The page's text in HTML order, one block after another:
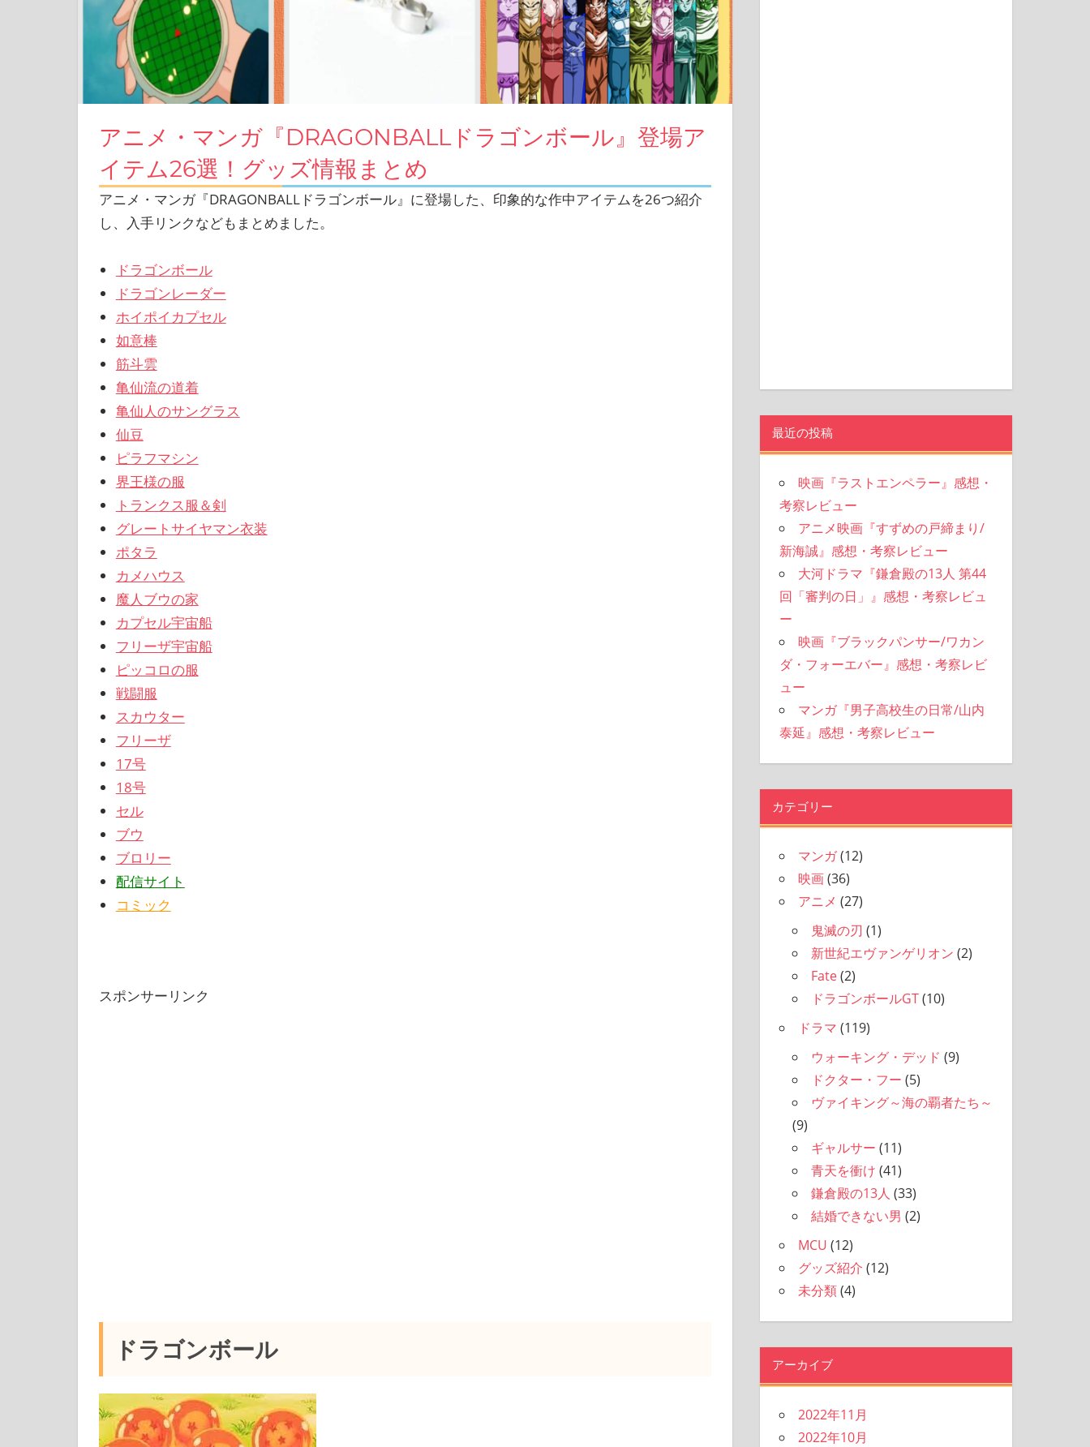
アニメ・マンガ『DRAGONBALLドラゴンボール』登場ア
イテム26選！グッズ情報まとめ
アニメ・マンガ『DRAGONBALLドラゴンボール』に登場した、印象的な作中アイテムを26つ紹介
し、入手リンクなどもまとめました。
ドラゴンボール
ドラゴンレーダー
ホイポイカプセル
如意棒
筋斗雲
亀仙流の道着
亀仙人のサングラス
仙豆
ピラフマシン
界王様の服
トランクス服＆剣
グレートサイヤマン衣装
ポタラ
カメハウス
魔人ブウの家
カプセル宇宙船
フリーザ宇宙船
ピッコロの服
戦闘服
スカウター
フリーザ
17号
18号
セル
ブウ
ブロリー
配信サイト
コミック
スポンサーリンク
ドラゴンボール
最近の投稿
映画『ラストエンペラー』感想・
考察レビュー
アニメ映画『すずめの戸締まり/
新海誠』感想・考察レビュー
大河ドラマ『鎌倉殿の13人 第44
回「審判の日」』感想・考察レビュ
ー
映画『ブラックパンサー/ワカン
ダ・フォーエバー』感想・考察レビ
ュー
マンガ『男子高校生の日常/山内
泰延』感想・考察レビュー
カテゴリー
マンガ(12)
映画(36)
アニメ (27)
鬼滅の刃 (1)
新世紀エヴァンゲリオン (2)
Fate(2)
ドラゴンボールGT(10)
ドラマ (119)
ウォーキング・デッド (9)
ドクター・フー (5)
ヴァイキング～海の覇者たち～
(9)
ギャルサー (11)
青天を衝け (41)
鎌倉殿の13人 (33)
結婚できない男 (2)
MCU (12)
グッズ紹介 (12)
未分類(4)
アーカイブ
2022年11月
2022年10月